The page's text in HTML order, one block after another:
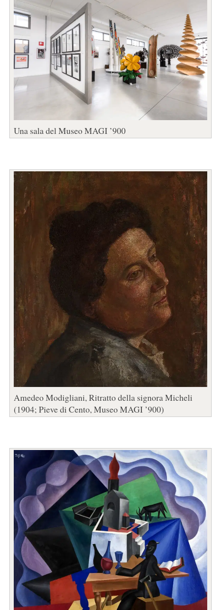
Una sala del Museo MAGI ’900
Amedeo Modigliani, Ritratto della signora Micheli
(1904; Pieve di Cento, Museo MAGI ’900)